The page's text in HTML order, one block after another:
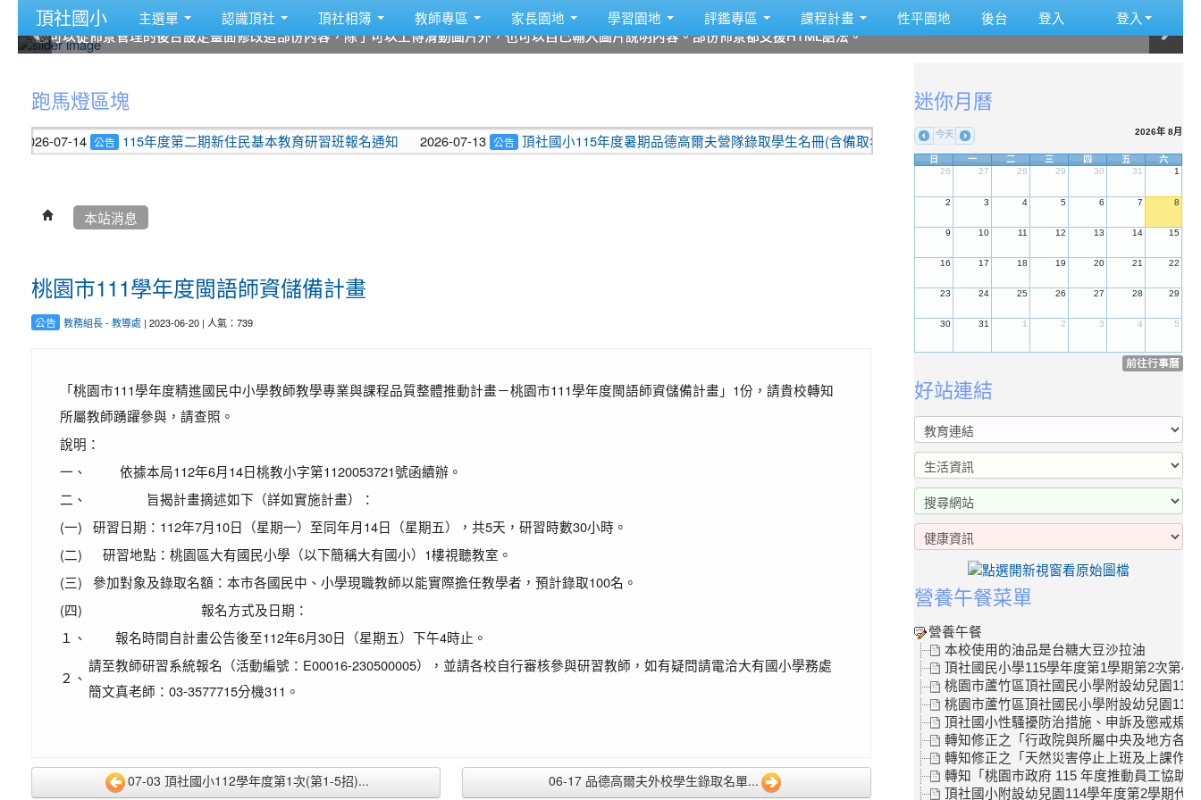
頂社國小 主選單 認識頂社 頂社相簿 教師專區 家長園地 學習園地 評鑑專區 課程計畫 性平園地 後台 登入
登入
您可以從佈景管理的後台設定畫面修改這部份內容，除了可以上傳滑動圖片外，也可以自己輸入圖片說明內容。部份佈景都支援HTML語法。
您可以從佈景管理的後台設定畫面修改這部份內容，除了可以上傳滑動圖片外，也可以自己輸入圖片說明內容。部份佈景都支援HTML語法。
您可以從佈景管理的後台設定畫面修改這部份內容，除了可以上傳滑動圖片外，也可以自己輸入圖片說明內容。部份佈景都支援HTML語法。
您可以從佈景管理的後台設定畫面修改這部份內容，除了可以上傳滑動圖片外，也可以自己輸入圖片說明內容。部份佈景都支援HTML語法。
您可以從佈景管理的後台設定畫面修改這部份內容，除了可以上傳滑動圖片外，也可以自己輸入圖片說明內容。部份佈景都支援HTML語法。
您可以從佈景管理的後台設定畫面修改這部份內容，除了可以上傳滑動圖片外，也可以自己輸入圖片說明內容。部份佈景都支援HTML語法。
跑馬燈區塊
07-14 公告 115年度第二期新住民基本教育研習班報名通知 2026-07-13 公告 頂社國小115年度暑期品德高爾夫營隊錄取學生名冊(含備取名冊) 2026-07-10重要公告:本校115學年度代理教師甄選
本站消息
桃園市111學年度閩語師資儲備計畫
公告 教務組長- 教導處 | 2023-06-20 | 人氣：739
「桃園市111學年度精進國民中小學教師教學專業與課程品質整體推動計畫－桃園市111學年度閩語師資儲備計畫」1份，請貴校轉知
所屬教師踴躍參與，請查照。
說明：
一、
依據本局112年6月14日桃教小字第1120053721號函續辦。
二、
旨揭計畫摘述如下（詳如實施計畫）：
(一)
研習日期：112年7月10日（星期一）至同年月14日（星期五），共5天，研習時數30小時。
(二)
研習地點：桃園區大有國民小學（以下簡稱大有國小）1樓視聽教室。
(三)
參加對象及錄取名額：本市各國民中、小學現職教師以能實際擔任教學者，預計錄取100名。
(四)
報名方式及日期：
１、
報名時間自計畫公告後至112年6月30日（星期五）下午4時止。
２、
請至教師研習系統報名（活動編號：E00016-230500005），並請各校自行審核參與研習教師，如有疑問請電洽大有國小學務處
簡文真老師：03-3577715分機311。
07-03 頂社國小112學年度第1次(第1-5招)... 06-17 品德高爾夫外校學生錄取名單...
迷你月曆
今天 2026年 8月
日 一 二 三 四 五
六
26
27 28 29 30 31 1
2 3 4 5 6 7 8
9 10 11 12 13 14 15
16 17 18 19 20 21 22
23 24 25 26 27 28 29
30 31 1 2 3 4 5
前往行事曆
好站連結
營養午餐菜單
營養午餐
本校使用的油品是台糖大豆沙拉油
頂社國民小學115學年度第1學期第2次第4
桃園市蘆竹區頂社國民小學附設幼兒園
桃園市蘆竹區頂社國民小學附設幼兒園
頂社國小性騷擾防治措施、申訴及懲戒規
轉知修正之「行政院與所屬中央及地方各
轉知修正之「天然災害停止上班及上課作
轉知「桃園市政府 115 年度推動員工協助
頂社國小附設幼兒園114學年度第2學期代